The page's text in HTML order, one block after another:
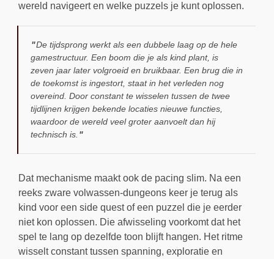
wereld navigeert en welke puzzels je kunt oplossen.
De tijdsprong werkt als een dubbele laag op de hele
gamestructuur. Een boom die je als kind plant, is
zeven jaar later volgroeid en bruikbaar. Een brug die in
de toekomst is ingestort, staat in het verleden nog
overeind. Door constant te wisselen tussen de twee
tijdlijnen krijgen bekende locaties nieuwe functies,
waardoor de wereld veel groter aanvoelt dan hij
technisch is.
Dat mechanisme maakt ook de pacing slim. Na een
reeks zware volwassen-dungeons keer je terug als
kind voor een side quest of een puzzel die je eerder
niet kon oplossen. Die afwisseling voorkomt dat het
spel te lang op dezelfde toon blijft hangen. Het ritme
wisselt constant tussen spanning, exploratie en